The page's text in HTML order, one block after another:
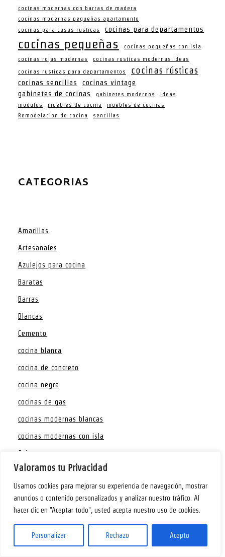
Valoramos tu Privacidad
Usamos cookies para mejorar su experiencia de navegación, mostrar
anuncios o contenido personalizados y analizar nuestro tráfico. Al
hacer clic en "Aceptar todo", usted acepta nuestro uso de cookies.
Personalizar Rechazo Acepto
cocinas modernas con barras de madera
cocinas modernas pequeñas apartamento
cocinas para casas rusticas
cocinas para departamentos
cocinas pequeñas cocinas pequeñas con isla
cocinas rojas modernas cocinas rusticas modernas ideas
cocinas rusticas para departamentos cocinas rústicas
cocinas sencillas
cocinas vintage
gabinetes de cocinas
gabinetes modernos
ideas
modulos
muebles de cocina
muebles de cocinas
Remodelacion de cocina
sencillas
CATEGORIAS
Amarillas
Artesanales
Azulejos para cocina
Baratas
Barras
Blancas
Cemento
cocina blanca
cocina de concreto
cocina negra
cocinas de gas
cocinas modernas blancas
cocinas modernas con isla
Colores
Comedores
Con grill
cuadros para cocina